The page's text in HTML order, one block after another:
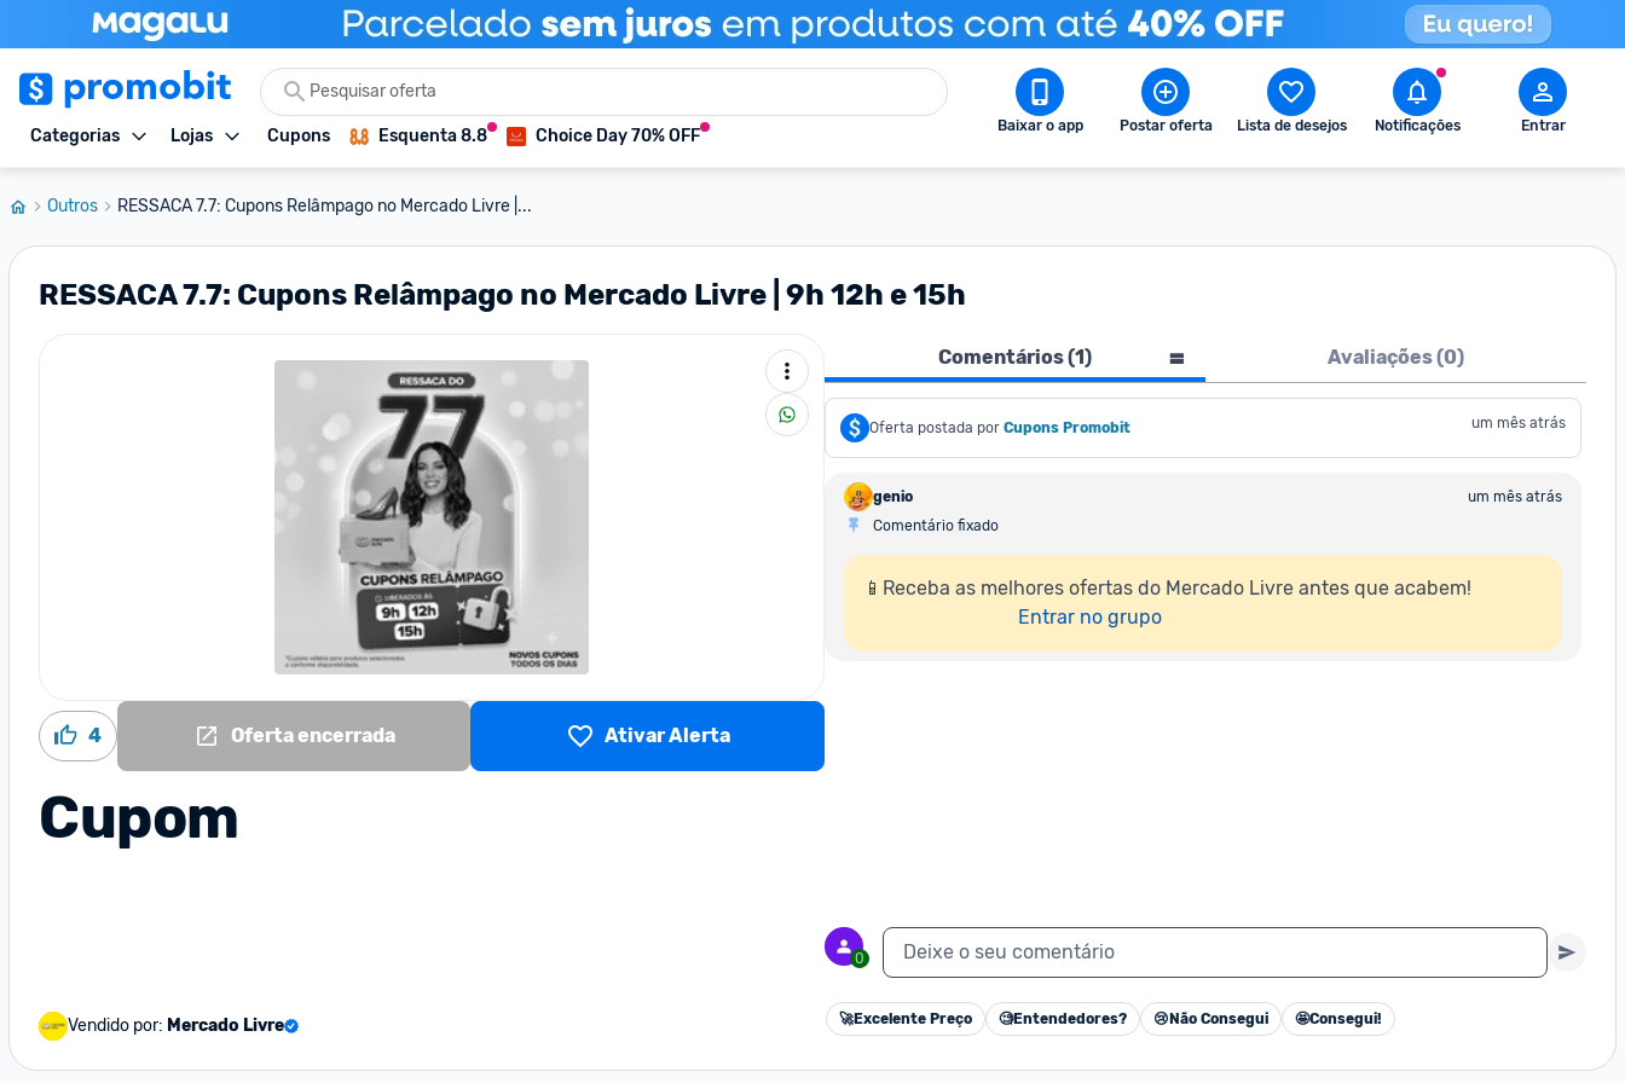
Categorias Lojas Cupons Esquenta 8.8 Choice Day 70% OFF Baixar o app Postar oferta Lista de desejos Notificações Entrar
Outros RESSACA 7.7: Cupons Relâmpago no Mercado Livre |...
RESSACA 7.7: Cupons Relâmpago no Mercado Livre | 9h 12h e 15h
4 Oferta encerrada Ativar Alerta
Cupom
Vendido por: Mercado Livre
Comentários (1) Avaliações (0)
Oferta postada por Cupons Promobit um mês atrás
genio
um mês atrás
Comentário fixado
📱Receba as melhores ofertas do Mercado Livre antes que acabem!
Entrar no grupo
0 Deixe o seu comentário
🚀Excelente Preço 🧐Entendedores? 😢 Não Consegui 🤩Consegui!